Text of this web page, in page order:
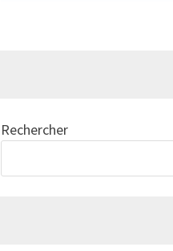
Rechercher